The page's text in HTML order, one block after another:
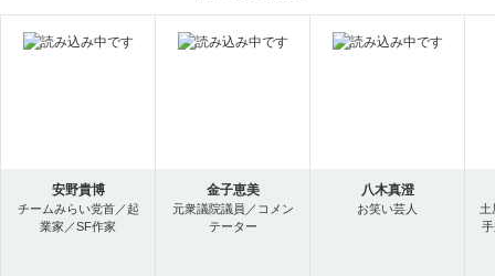
安野貴博
チームみらい党首／起
業家／SF作家
金子恵美
元衆議院議員／コメン
テーター
八木真澄
お笑い芸人
土